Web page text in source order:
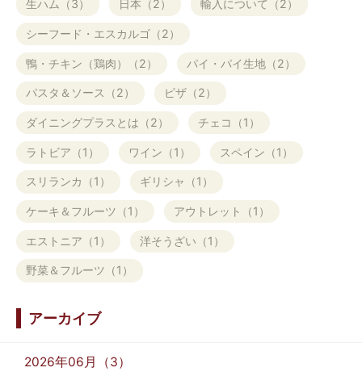
生ハム（3） 日本（2） 輸入について（2）
シーフード・エスカルゴ（2）
鴨・チキン（鶏肉）（2） パイ・パイ生地（2）
パスタ＆ソース（2） ピザ（2）
ダイニングプラスとは（2） チェコ（1）
ラトビア（1） ワイン（1） スペイン（1）
スリランカ（1） ギリシャ（1）
ケーキ＆フルーツ（1） アウトレット（1）
エストニア（1） 洋そうざい（1）
野菜＆フルーツ（1）
アーカイブ
2026年06月（3）